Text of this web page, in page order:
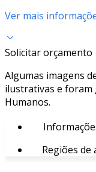
Ver mais
Solicitar orçamento
Algumas imagens
ilustrativas e foram
Humanos.
Regiões